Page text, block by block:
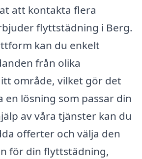
att kontakta flera
flyttstädning i Berg.
kan du enkelt
från olika
område, vilket gör det
lösning som passar din
av våra tjänster kan du
offerter och välja den
för din flyttstädning,